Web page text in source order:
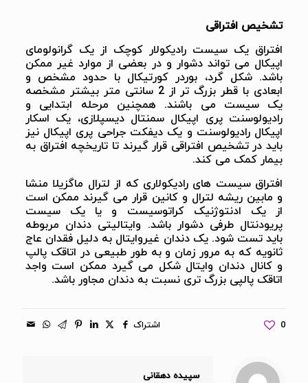
تشخیص افتراقی
افتراق یک سیست رادیکولار کوچک از یک گرانولومای
اپیکال می تواند دشوار و در بعضی از موارد غیر ممکن
باشد. شکل گرد، بوردر کورتیکال با حدود مشخص و
ابعادی با قطر بزرگ تر از 2 سانتی متر بیشتر مشخصه
یک سیست می باشند. همچنین مرحله ابتدایی و
رادیولوسنت پری اپیکال سمنتال دیسپلازی، یک اسکار
اپیکال رادیولوسنت و یک دیفکت جراحی پری اپیکال نیز
باید در تشخیص افتراقی قرار گیرند تا تاریخچه افتراق به
بیمار کمک می کند.
افتراق سیست های رادیکولاری که از لترال ماگزیلا منشا
و مابین ریشه لترال و کانین قرار می گیرند ممکن است
از یک ادنتوژنیک کراتوسیست و یا یک سیست
پریودنتال طرفی دشوار باشد. وایتالیتی دندان مربوطه
باید تست شود. یک دندان غیروایتال به دلیل فقدان عاج
ثانویه که به مرور زمان و به طور طبیعی در اتاقک پالپ
و کانال دندان وایتال شکل می گیرد ممکن است واجد
اتاقک پالپی بزرگ تری نسبت به دندان مجاور باشد.
اشتراک 0
سپیده دهقانی